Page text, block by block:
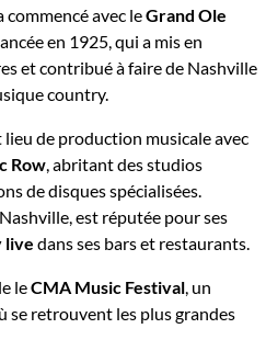
commencé avec leGrand Ole
en 1925, qui a mis en
et contribué à faire de Nashville
country.
de production musicale avec
Row, abritant des studios
de disques spécialisées.
est réputée pour ses
live dans ses bars et restaurants.
leCMA Music Festival, un
retrouvent les plus grandes